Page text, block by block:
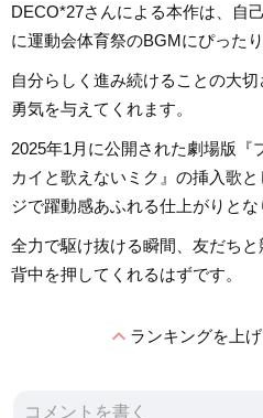
DECO*27さんによる本作は、自
に運動会体育祭のBGMにぴったり
自分らしく進み続けることの大
勇気を与えてくれます。
2025年1月に公開された劇場版『
カイと歌えないミク』の挿入歌
ジで躍動感あふれる仕上がりとな
全力で駆け抜ける瞬間、友だち
背中を押してくれるはずです。
expand_lessランキングを上